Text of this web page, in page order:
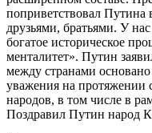
поприветствовал
друзьями, братьями. У
богатое историческое
менталитет». Путин
между странами
уважения на протяжении
народов, в том числе в
Поздравил Путин народ